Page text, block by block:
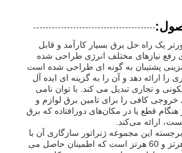
یک راه حل برق بسیار کارآمد و قابل
رفع نیازهای مختلف انرژی طراحی شده
پشتیبان به گونه ای طراحی شده است
را ارائه دهد و آن را به گزینه ای ایده آل
و تجاری تبدیل می کند. با توان نامی
خروجی کافی را برای تامین برق لوازم و
قطع یا در مکان‌های دورافتاده که برق
ارائه می‌کند.
این مجموعه ژنراتور سازگاری آن با
هر دو فرکانس 50 هرتز و 60 هرتز است که اطمینان حاصل می